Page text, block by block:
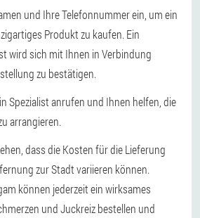
und Ihre Telefonnummer ein, um ein
Produkt zu kaufen. Ein
wird sich mit Ihnen in Verbindung
zu bestätigen.
Spezialist anrufen und Ihnen helfen, die
arrangieren.
dass die Kosten für die Lieferung
zur Stadt variieren können.
können jederzeit ein wirksames
und Juckreiz bestellen und